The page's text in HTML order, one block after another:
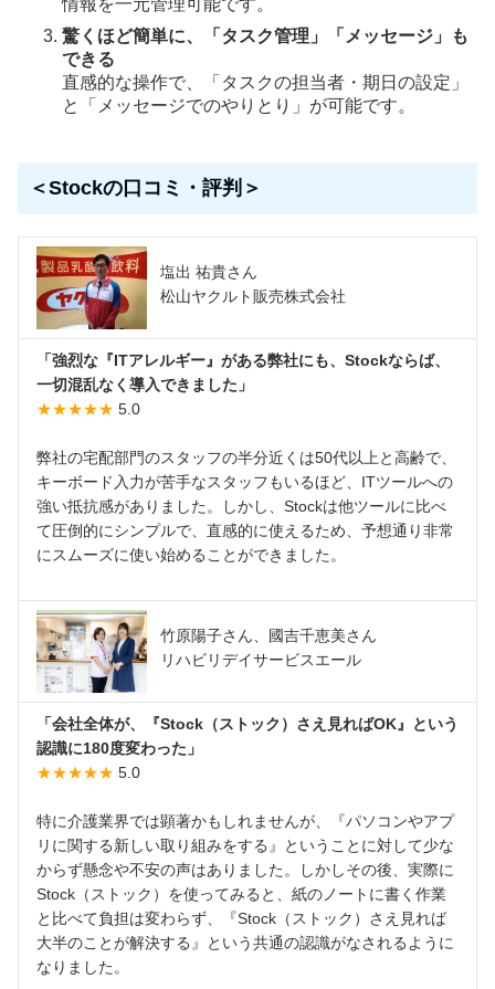
情報を一元管理可能です。
驚くほど簡単に、「タスク管理」「メッセージ」も
できる
直感的な操作で、「タスクの担当者・期日の設定」
と「メッセージでのやりとり」が可能です。
＜Stockの口コミ・評判＞
塩出 祐貴さん
松山ヤクルト販売株式会社
「強烈な『ITアレルギー』がある弊社にも、Stockならば、
一切混乱なく導入できました」
★★★★★ 5.0
弊社の宅配部門のスタッフの半分近くは50代以上と高齢で、
キーボード入力が苦手なスタッフもいるほど、ITツールへの
強い抵抗感がありました。しかし、Stockは他ツールに比べ
て圧倒的にシンプルで、直感的に使えるため、予想通り非常
にスムーズに使い始めることができました。
竹原陽子さん、國吉千恵美さん
リハビリデイサービスエール
「会社全体が、『Stock（ストック）さえ見ればOK』という
認識に180度変わった」
★★★★★ 5.0
特に介護業界では顕著かもしれませんが、『パソコンやアプ
リに関する新しい取り組みをする』ということに対して少な
からず懸念や不安の声はありました。しかしその後、実際に
Stock（ストック）を使ってみると、紙のノートに書く作業
と比べて負担は変わらず、『Stock（ストック）さえ見れば
大半のことが解決する』という共通の認識がなされるように
なりました。